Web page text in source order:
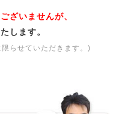
ざいませんが、
します。
らせていただきます。)